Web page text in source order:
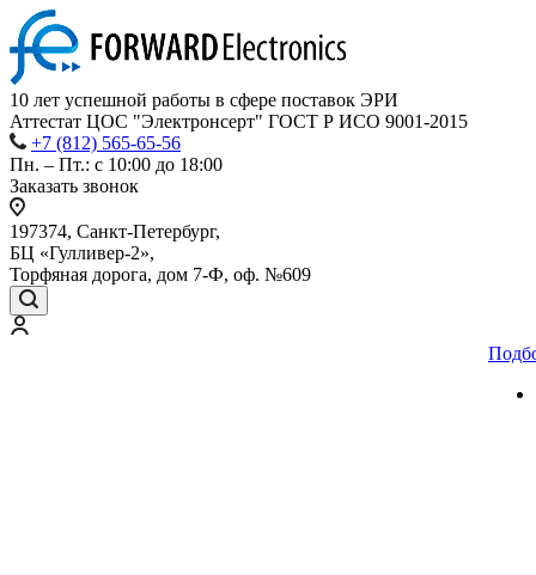
10 лет успешной работы в сфере поставок ЭРИ
Аттестат ЦОС "Электронсерт" ГОСТ Р ИСО 9001-2015
+7 (812) 565-65-56
Пн. – Пт.: с 10:00 до 18:00
Заказать звонок
197374, Санкт-Петербург,
БЦ «Гулливер-2»,
Торфяная дорога, дом 7-Ф, оф. №609